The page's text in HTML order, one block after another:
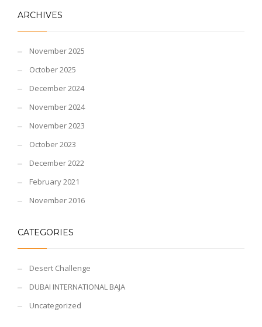
ARCHIVES
November 2025
October 2025
December 2024
November 2024
November 2023
October 2023
December 2022
February 2021
November 2016
CATEGORIES
Desert Challenge
DUBAI INTERNATIONAL BAJA
Uncategorized